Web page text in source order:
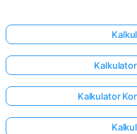
Kalkulator